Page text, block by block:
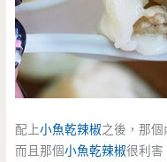
配上小魚乾辣椒之後，那
而且那個小魚乾辣椒很利害